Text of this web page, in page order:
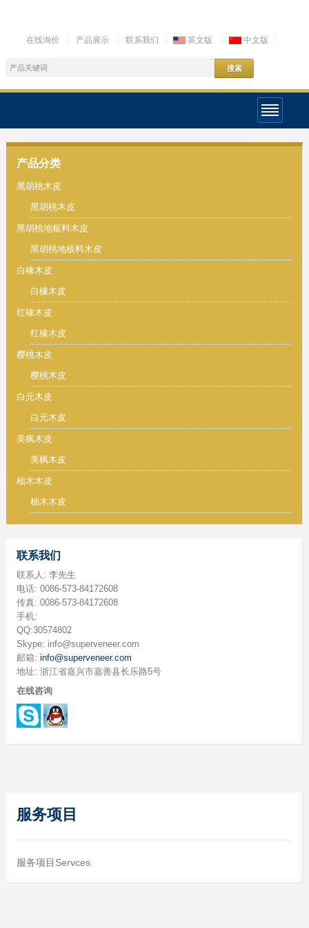
在线询价 产品展示 联系我们 英文版 中文版
产品分类
黑胡桃木皮
黑胡桃木皮
黑胡桃地板料木皮
黑胡桃地板料木皮
白橡木皮
白橡木皮
红橡木皮
红橡木皮
樱桃木皮
樱桃木皮
白元木皮
白元木皮
美枫木皮
美枫木皮
柚木木皮
柚木木皮
联系我们
联系人: 李先生
电话: 0086-573-84172608
传真: 0086-573-84172608
手机:
QQ:30574802
Skype: info@superveneer.com
邮箱: info@superveneer.com
地址: 浙江省嘉兴市嘉善县长乐路5号
在线咨询
服务项目
服务项目Servces